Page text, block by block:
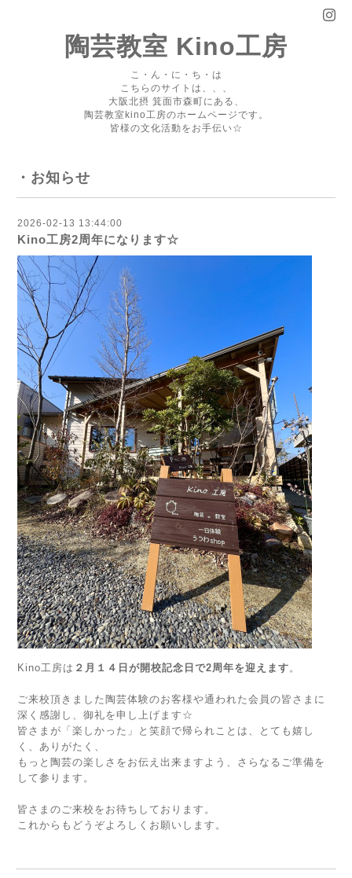
陶芸教室 Kino工房
こ・ん・に・ち・は
こちらのサイトは、、、
大阪北摂 箕面市森町にある、
陶芸教室kino工房のホームページです。
皆様の文化活動をお手伝い☆
・お知らせ
2026-02-13 13:44:00
Kino工房2周年になります☆
Kino工房は ２月１４日が開校記念日で2周年を迎えます。
ご来校頂きました陶芸体験のお客様や通われた会員の皆さまに
深く感謝し、御礼を申し上げます☆
皆さまが「楽しかった」と笑顔で帰られことは、とても嬉し
く、ありがたく、
もっと陶芸の楽しさをお伝え出来ますよう、さらなるご準備を
して参ります。
皆さまのご来校をお待ちしております。
これからもどうぞよろしくお願いします。